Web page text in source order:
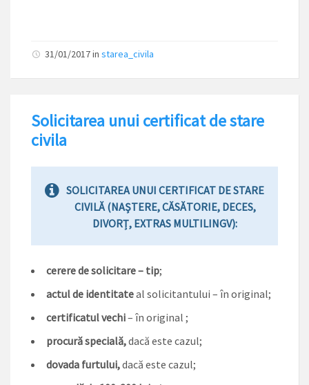
31/01/2017in starea_civila
Solicitarea unui certificat de stare
civila
SOLICITAREA UNUI CERTIFICAT DE STARE
CIVILĂ (NAŞTERE, CĂSĂTORIE, DECES,
DIVORȚ, EXTRAS MULTILINGV):
cerere de solicitare – tip;
actul de identitateal solicitantului – în original;
certificatul vechi– în original ;
procură specială,dacă este cazul;
dovada furtului,dacă este cazul;